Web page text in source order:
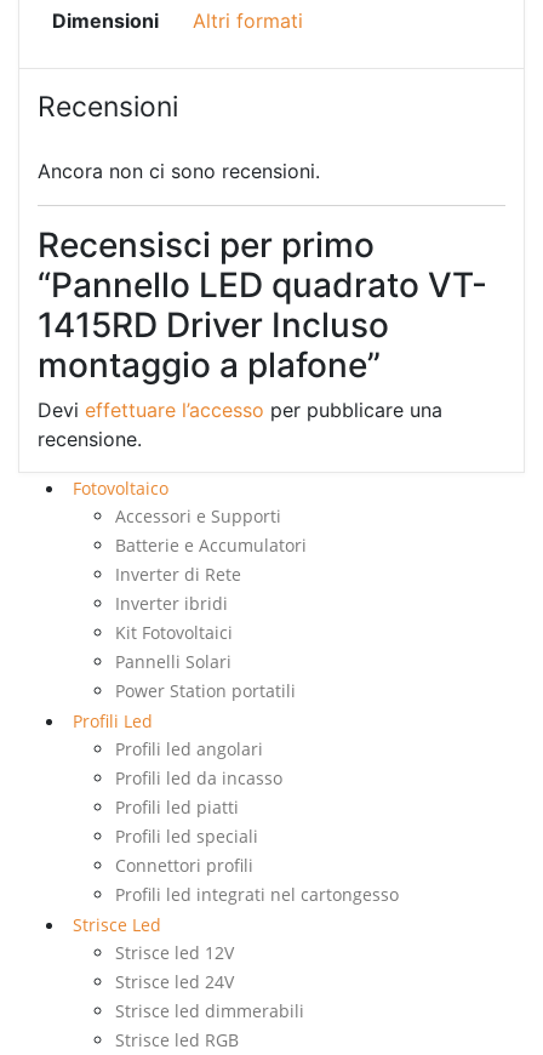
Dimensioni Altri formati
Recensioni
Ancora non ci sono recensioni.
Recensisci per primo
“Pannello LED quadrato VT-
1415RD Driver Incluso
montaggio a plafone”
Devi effettuare l’accesso per pubblicare una
recensione.
Fotovoltaico
Accessori e Supporti
Batterie e Accumulatori
Inverter di Rete
Inverter ibridi
Kit Fotovoltaici
Pannelli Solari
Power Station portatili
Profili Led
Profili led angolari
Profili led da incasso
Profili led piatti
Profili led speciali
Connettori profili
Profili led integrati nel cartongesso
Strisce Led
Strisce led 12V
Strisce led 24V
Strisce led dimmerabili
Strisce led RGB